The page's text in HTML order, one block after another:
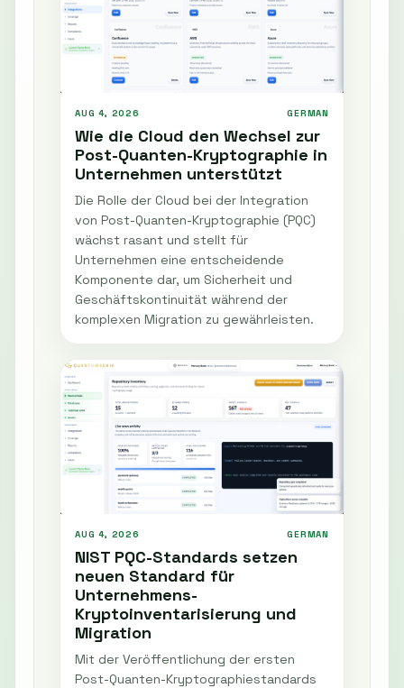
AUG 4, 2026 GERMAN
Wie die Cloud den Wechsel zur
Post-Quanten-Kryptographie in
Unternehmen unterstützt
Die Rolle der Cloud bei der Integration
von Post-Quanten-Kryptographie (PQC)
wächst rasant und stellt für
Unternehmen eine entscheidende
Komponente dar, um Sicherheit und
Geschäftskontinuität während der
komplexen Migration zu gewährleisten.
AUG 4, 2026 GERMAN
NIST PQC-Standards setzen
neuen Standard für
Unternehmens-
Kryptoinventarisierung und
Migration
Mit der Veröffentlichung der ersten
Post-Quanten-Kryptographiestandards